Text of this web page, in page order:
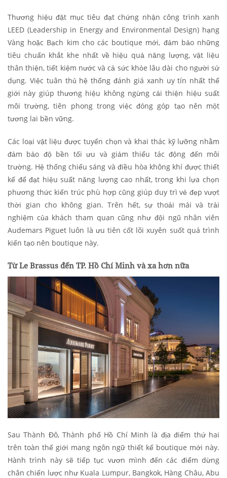
Thương hiệu đặt mục tiêu đạt chứng nhận công trình xanh
LEED (Leadership in Energy and Environmental Design) hạng
Vàng hoặc Bạch kim cho các boutique mới, đảm bảo những
tiêu chuẩn khắt khe nhất về hiệu quả năng lượng, vật liệu
thân thiện, tiết kiệm nước và cả sức khỏe lâu dài cho người sử
dụng. Việc tuân thủ hệ thống đánh giá xanh uy tín nhất thế
giới này giúp thương hiệu không ngừng cải thiện hiệu suất
môi trường, tiên phong trong việc đóng góp tạo nên một
tương lai bền vững.
Các loại vật liệu được tuyển chọn và khai thác kỹ lưỡng nhằm
đảm bảo độ bền tối ưu và giảm thiểu tác động đến môi
trường. Hệ thống chiếu sáng và điều hòa không khí được thiết
kế để đạt hiệu suất năng lượng cao nhất, trong khi lựa chọn
phương thức kiến trúc phù hợp cũng giúp duy trì vẻ đẹp vượt
thời gian cho không gian. Trên hết, sự thoải mái và trải
nghiệm của khách tham quan cũng như đội ngũ nhân viên
Audemars Piguet luôn là ưu tiên cốt lõi xuyên suốt quá trình
kiến tạo nên boutique này.
Từ Le Brassus đến TP. Hồ Chí Minh và xa hơn nữa
Sau Thành Đô, Thành phố Hồ Chí Minh là địa điểm thứ hai
trên toàn thế giới mang ngôn ngữ thiết kế boutique mới này.
Hành trình này sẽ tiếp tục vươn mình đến các điểm dừng
chân chiến lược như Kuala Lumpur, Bangkok, Hàng Châu, Abu